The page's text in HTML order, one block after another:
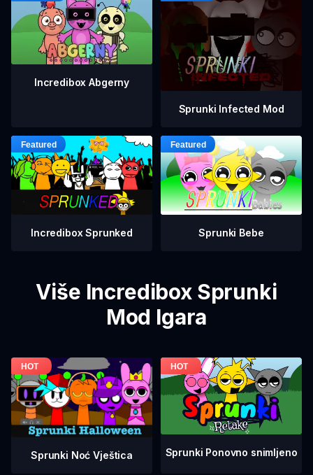
Incredibox Abgerny
Sprunki Infected Mod
Incredibox Sprunked Sprunki Bebe
Više Incredibox Sprunki
Mod Igara
Sprunki Noć Vještica Sprunki Ponovno snimljeno